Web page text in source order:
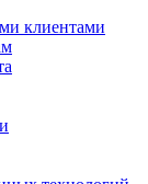
клиентами